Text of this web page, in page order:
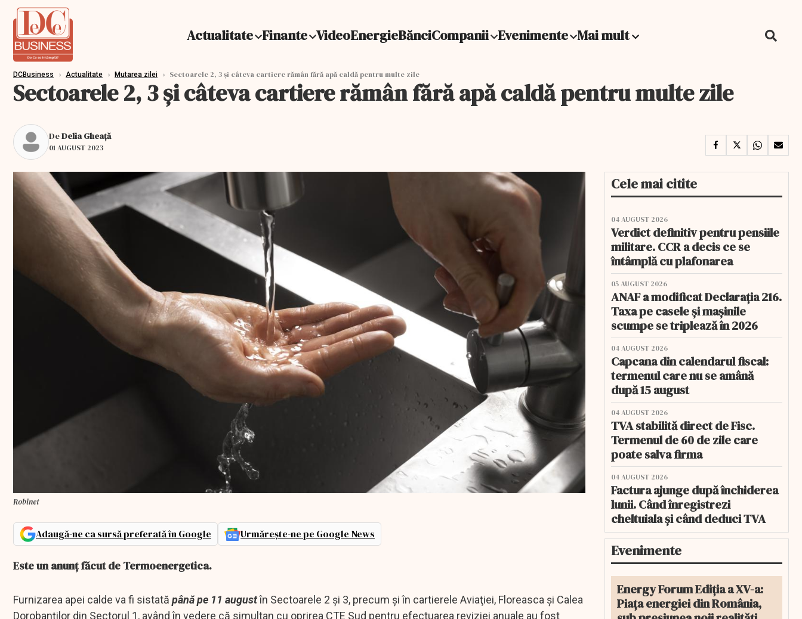
Actualitate Finante VideoEnergieBănciCompanii Evenimente Mai mult
DCBusiness › Actualitate › Mutarea zilei › Sectoarele 2, 3 și câteva cartiere rămân fără apă caldă pentru multe zile
Sectoarele 2, 3 și câteva cartiere rămân fără apă caldă pentru multe zile
DeDelia Gheață
01 AUGUST 2023
Robinet
Adaugă-ne ca sursă preferată în Google Urmărește-ne pe Google News
Este un anunț făcut de Termoenergetica.
Furnizarea apei calde va fi sistată până pe 11 augustîn Sectoarele 2 şi 3, precum şi în cartierele Aviaţiei, Floreasca şi Calea
Dorobanţilor din Sectorul 1, având în vedere că simultan cu oprirea CTE Sud pentru efectuarea reviziei anuale au fost
Cele mai citite
04 AUGUST 2026
Verdict definitiv pentru pensiile
militare. CCR a decis ce se
întâmplă cu plafonarea
05 AUGUST 2026
ANAF a modificat Declarația 216.
Taxa pe casele și mașinile
scumpe se triplează în 2026
04 AUGUST 2026
Capcana din calendarul fiscal:
termenul care nu se amână
după 15 august
04 AUGUST 2026
TVA stabilită direct de Fisc.
Termenul de 60 de zile care
poate salva firma
04 AUGUST 2026
Factura ajunge după închiderea
lunii. Când înregistrezi
cheltuiala și când deduci TVA
Evenimente
Energy Forum Ediția a XV-a:
Piața energiei din România,